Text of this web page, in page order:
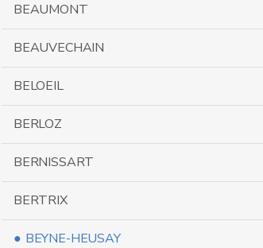
BEAUMONT
BEAUVECHAIN
BELOEIL
BERLOZ
BERNISSART
BERTRIX
BEYNE-HEUSAY